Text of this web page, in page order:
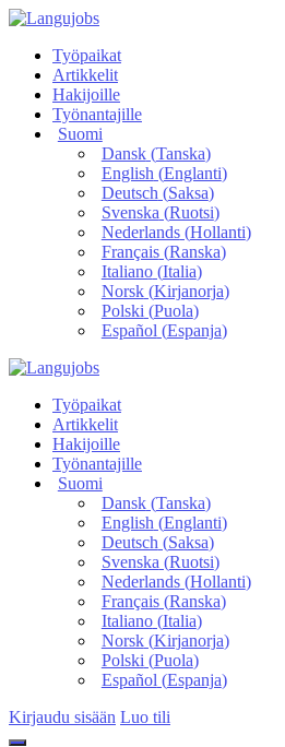
Työpaikat
Artikkelit
Hakijoille
Työnantajille
Suomi
Dansk(Tanska)
English (Englanti)
Deutsch (Saksa)
Svenska (Ruotsi)
Nederlands(Hollanti)
Français(Ranska)
Italiano(Italia)
Norsk(Kirjanorja)
Polski (Puola)
Español (Espanja)
Työpaikat
Artikkelit
Hakijoille
Työnantajille
Suomi
Dansk(Tanska)
English (Englanti)
Deutsch (Saksa)
Svenska (Ruotsi)
Nederlands(Hollanti)
Français(Ranska)
Italiano(Italia)
Norsk(Kirjanorja)
Polski (Puola)
Español (Espanja)
Kirjaudu sisään Luo tili